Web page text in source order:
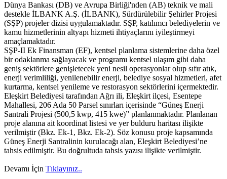
Dünya Bankası (DB) ve Avrupa Birliği'nden (AB) teknik ve mali
destekle İLBANK A.Ş. (İLBANK), Sürdürülebilir Şehirler Projesi
(SŞP) projeler dizisi uygulamaktadır. SŞP, katılımcı belediyelerin ve
kamu hizmetlerinin altyapı hizmeti ihtiyaçlarını iyileştirmeyi
amaçlamaktadır.
SŞP-II Ek Finansman (EF), kentsel planlama sistemlerine daha özel
bir odaklanma sağlayacak ve programı kentsel ulaşım gibi daha
geniş sektörlere genişletecek yeni nesil operasyonlar olup sıfır atık,
enerji verimliliği, yenilenebilir enerji, belediye sosyal hizmetleri, afet
kurtarma, kentsel yenileme ve restorasyon sektörlerini içermektedir.
Eleşkirt Belediyesi tarafından Ağrı ili, Eleşkirt ilçesi, Esentepe
Mahallesi, 206 Ada 50 Parsel sınırları içerisinde “Güneş Enerji
Santrali Projesi (500,5 kwp, 415 kwe)” planlanmaktadır. Planlanan
proje alanına ait koordinat listesi ve yer bulduru haritası ilişikte
verilmiştir (Bkz. Ek-1, Bkz. Ek-2). Söz konusu proje kapsamında
Güneş Enerji Santralinin kurulacağı alan, Eleşkirt Belediyesi’ne
tahsis edilmiştir. Bu doğrultuda tahsis yazısı ilişikte verilmiştir.
Devamı İçin Tıklayınız..